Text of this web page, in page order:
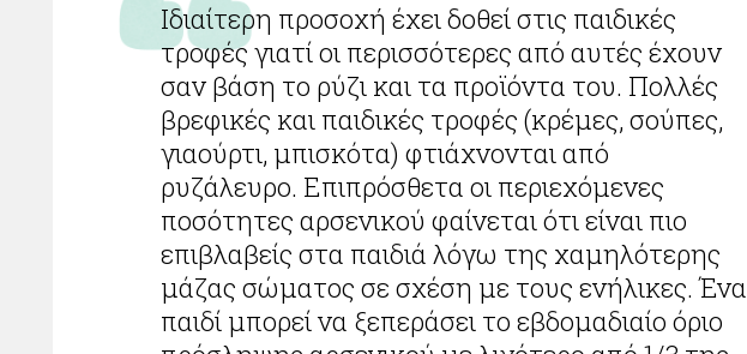
Ιδιαίτερη προσοχή έχει δοθεί στις παιδικές
τροφές γιατί οι περισσότερες από αυτές έχουν
σαν βάση το ρύζι και τα προϊόντα του. Πολλές
βρεφικές και παιδικές τροφές (κρέμες, σούπες,
γιαούρτι, μπισκότα) φτιάχνονται από
ρυζάλευρο. Επιπρόσθετα οι περιεχόμενες
ποσότητες αρσενικού φαίνεται ότι είναι πιο
επιβλαβείς στα παιδιά λόγω της χαμηλότερης
μάζας σώματος σε σχέση με τους ενήλικες. Ένα
παιδί μπορεί να ξεπεράσει το εβδομαδιαίο όριο